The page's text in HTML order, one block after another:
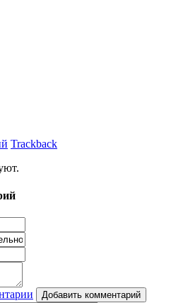
Trackback
Добавить комментарий